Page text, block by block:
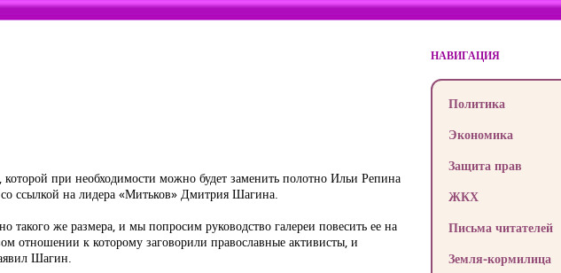
при необходимости можно будет заменить полотно Ильи Репина
ссылкой на лидера «Митьков» Дмитрия Шагина.
такого же размера, и мы попросим руководство галереи повесить ее на
отношении к которому заговорили православные активисты, и
Шагин.
НАВИГАЦИЯ
Политика
Экономика
Защита прав
ЖКХ
Письма читателей
Земля-кормилица